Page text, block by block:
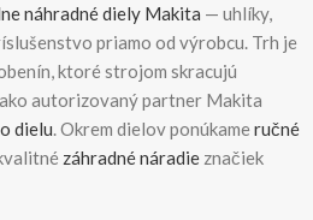
náhradné diely Makita — uhlíky,
priamo od výrobcu. Trh je
ktoré strojom skracujú
autorizovaný partner Makita
dielu. Okrem dielov ponúkameručné
záhradné náradie značiek